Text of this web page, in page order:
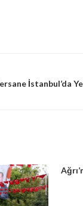
İstanbul’da